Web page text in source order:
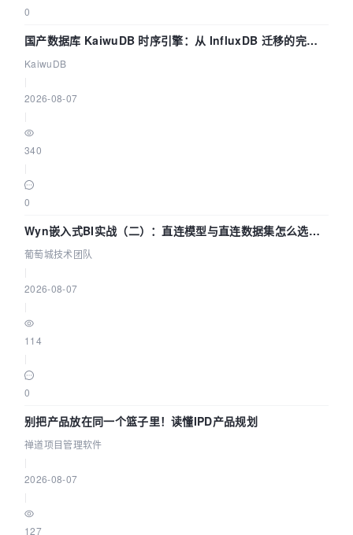
0
国产数据库 KaiwuDB 时序引擎：从 InfluxDB 迁移的完整
技术路径
KaiwuDB
2026-08-07
340
0
Wyn嵌入式BI实战（二）：直连模型与直连数据集怎么选，
参数为什么不生效？| 葡萄城技术团队
葡萄城技术团队
2026-08-07
114
0
别把产品放在同一个篮子里！读懂IPD产品规划
禅道项目管理软件
2026-08-07
127